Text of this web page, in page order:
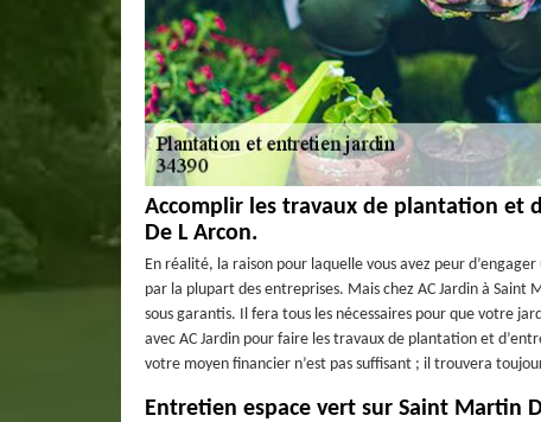
Accomplir les travaux de plantation et
De L Arcon.
En réalité, la raison pour laquelle vous avez peur
par la plupart des entreprises. Mais chez AC Jardin à Saint
sous garantis. Il fera tous les nécessaires pour que votre
avec AC Jardin pour faire les travaux de plantation et
votre moyen financier n’est pas suffisant ; il trouvera
Entretien espace vert sur Saint Martin